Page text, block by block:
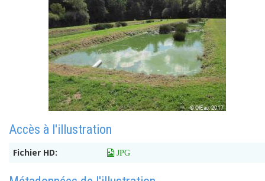
Accès à l'illustration
Fichier HD:  JPG